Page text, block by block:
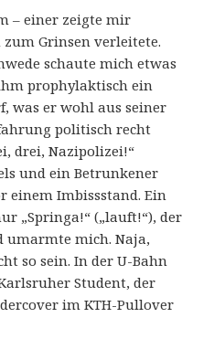
– einer zeigte mir
Grinsen verleitete.
schaute mich etwas
prophylaktisch ein
was er wohl aus seiner
politisch recht
drei, Nazipolizei!“
und ein Betrunkener
einem Imbissstand. Ein
„Springa!“ („lauft!“), der
umarmte mich. Naja,
so sein. In der U-Bahn
Student, der
im KTH-Pullover